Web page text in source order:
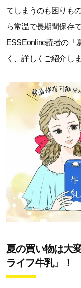
てしまうのも困りも
ら常温で長期間保存
ESSEonline読者の「
く、詳しくご紹介しま
夏の買い物は大
ライフ牛乳」！